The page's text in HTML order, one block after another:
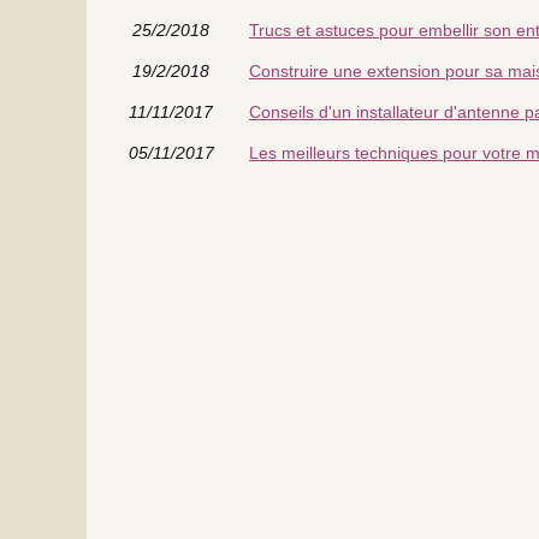
25/2/2018 Trucs et astuces pour embellir son
19/2/2018 Construire une extension pour sa
11/11/2017 Conseils d'un installateur d'antenne
05/11/2017 Les meilleurs techniques pour votre